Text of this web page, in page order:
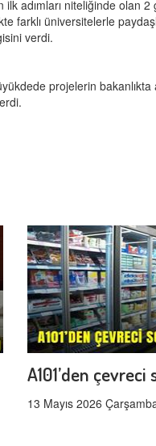
adımları niteliğinde olan
farklı üniversitelerle
verdi.
projelerin bakanlıkta
A101’den
13 Mayıs 2026